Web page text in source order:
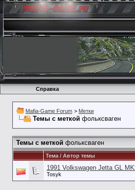
Справка
Mafia-Game Forum > Метки
Темы с меткой фольксваген
Темы с меткой фольксваген
Тема / Автор темы
1991 Volkswagen Jetta GL
Tosyk